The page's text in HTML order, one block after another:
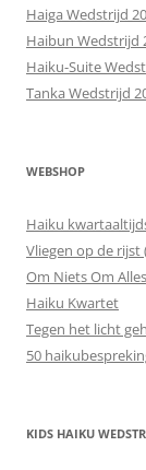
Haiga Wedstrijd
Haibun Wedstrijd
Haiku-Suite
Tanka Wedstrijd
WEBSHOP
Haiku
Vliegen op de
Om Niets Om
Haiku Kwartet
Tegen het licht
50
KIDS HAIKU